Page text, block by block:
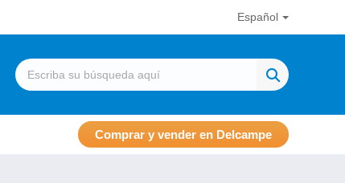
Español
Comprar y vender en Delcampe